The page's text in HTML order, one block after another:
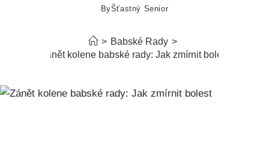
ByŠťastný Senior
> Babské Rady >
Zánět kolene babské rady: Jak zmírnit bolest